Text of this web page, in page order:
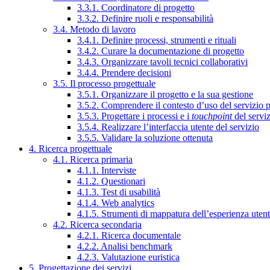
3.3.1. Coordinatore di progetto
3.3.2. Definire ruoli e responsabilità
3.4. Metodo di lavoro
3.4.1. Definire processi, strumenti e rituali
3.4.2. Curare la documentazione di progetto
3.4.3. Organizzare tavoli tecnici collaborativi
3.4.4. Prendere decisioni
3.5. Il processo progettuale
3.5.1. Organizzare il progetto e la sua gestione
3.5.2. Comprendere il contesto d’uso del servizio
3.5.3. Progettare i processi e i touchpointdel
3.5.4. Realizzare l’interfaccia utente del servizio
3.5.5. Validare la soluzione ottenuta
4. Ricerca progettuale
4.1. Ricerca primaria
4.1.1. Interviste
4.1.2. Questionari
4.1.3. Test di usabilità
4.1.4. Web analytics
4.1.5. Strumenti di mappatura dell’esperienza
4.2. Ricerca secondaria
4.2.1. Ricerca documentale
4.2.2. Analisi benchmark
4.2.3. Valutazione euristica
5. Progettazione dei servizi